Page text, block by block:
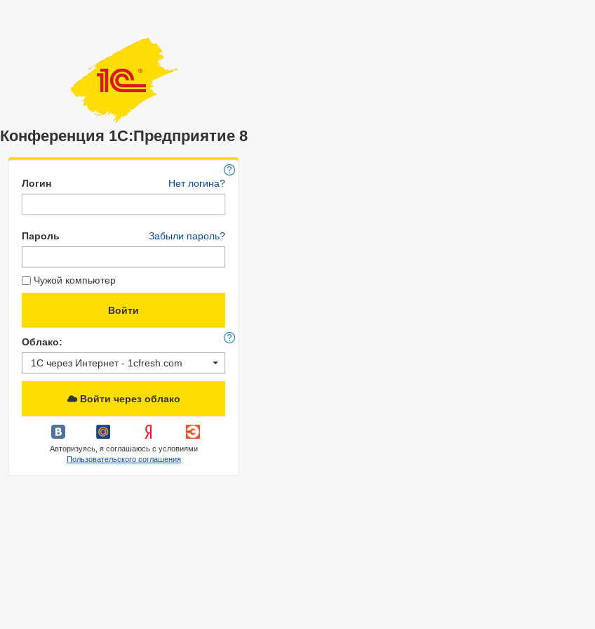
Конференция 1С:Предприятие 8
Логин Нет логина?
Пароль Забыли пароль?
Чужой компьютер
Облако:
1С через Интернет - 1cfresh.com
Войти через облако
Авторизуясь, я соглашаюсь с условиями
Пользовательского соглашения